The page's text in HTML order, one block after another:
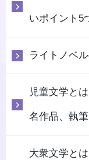
いポイント5
ライトノベ
児童文学と
名作品、執
大衆文学と